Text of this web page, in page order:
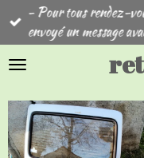
Passer
principal
- Pour tous rendez-
envoyé un message